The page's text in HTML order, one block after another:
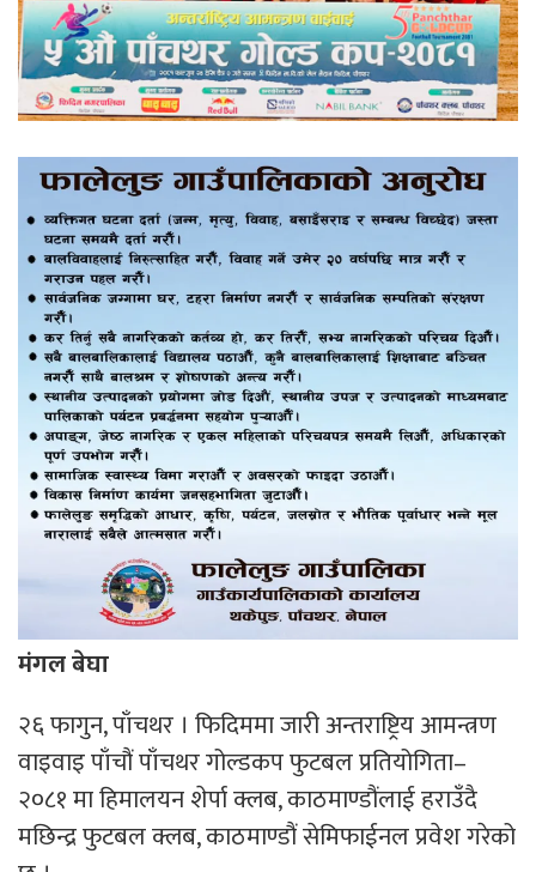
मंगल बेघा
२६ फागुन, पाँचथर । फिदिममा जारी अन्तराष्ट्रिय आमन्त्रण
वाइवाइ पाँचौं पाँचथर गोल्डकप फुटबल प्रतियोगिता–
२०८१ मा हिमालयन शेर्पा क्लब, काठमाण्डौंलाई हराउँदै
मछिन्द्र फुटबल क्लब, काठमाण्डौं सेमिफाईनल प्रवेश गरेको